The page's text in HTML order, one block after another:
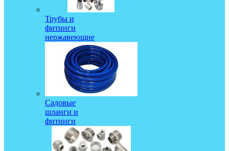
Трубы и
фитинги
нержавеющие
Садовые
шланги и
фитинги